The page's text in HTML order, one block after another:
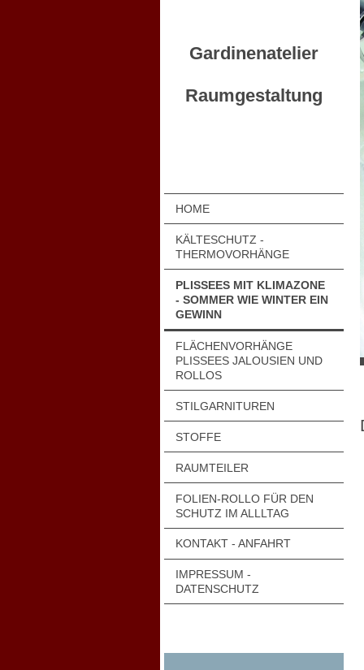
Gardinenatelier
Raumgestaltung
HOME
KÄLTESCHUTZ -
THERMOVORHÄNGE
PLISSEES MIT KLIMAZONE
- SOMMER WIE WINTER EIN
GEWINN
FLÄCHENVORHÄNGE
PLISSEES JALOUSIEN UND
ROLLOS
STILGARNITUREN
STOFFE
RAUMTEILER
FOLIEN-ROLLO FÜR DEN
SCHUTZ IM ALLLTAG
KONTAKT - ANFAHRT
IMPRESSUM -
DATENSCHUTZ